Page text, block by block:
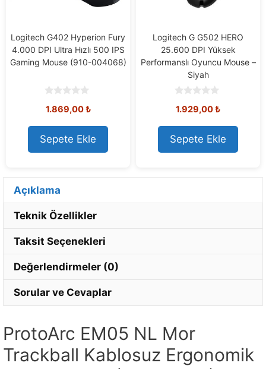
Logitech G402 Hyperion Fury
4.000 DPI Ultra Hızlı 500 IPS
Gaming Mouse (910-004068)
o
t
o
f
5
1.869,00₺
Sepete Ekle
Logitech G G502 HERO
25.600 DPI Yüksek
Performanslı Oyuncu Mouse –
Siyah
o
t
o
f
5
1.929,00₺
Sepete Ekle
Açıklama
Teknik Özellikler
Taksit Seçenekleri
Değerlendirmeler (0)
Sorular ve Cevaplar
ProtoArc EM05 NL Mor
Trackball Kablosuz Ergonomik